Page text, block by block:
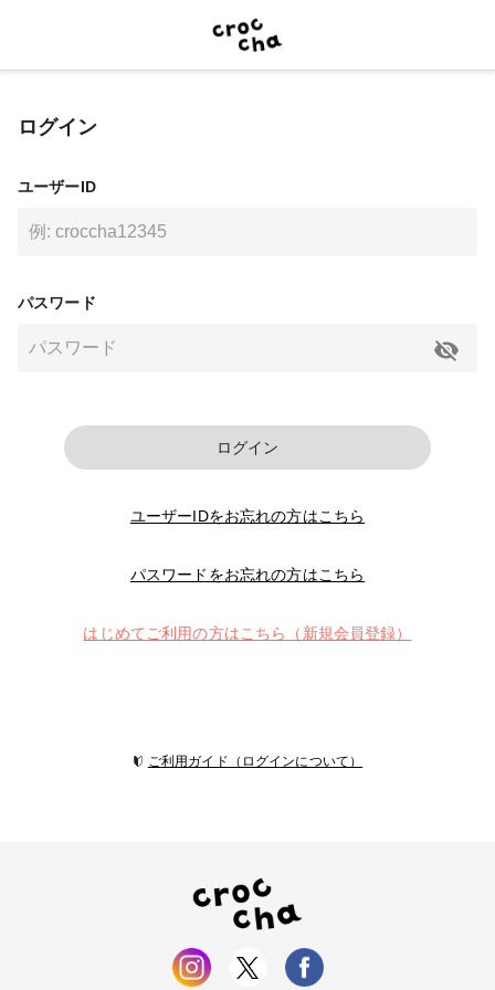
ログイン
ユーザーID
パスワード
ログイン
ユーザーIDをお忘れの方はこちら
パスワードをお忘れの方はこちら
はじめてご利用の方はこちら（新規会員登録）
ご利用ガイド（ログインについて）